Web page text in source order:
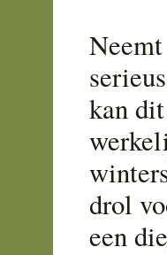
kan
drol
een